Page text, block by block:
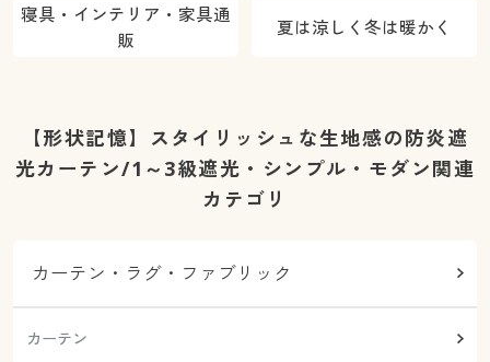
寝具・インテリア・家具通
販
夏は涼しく冬は暖かく
【形状記憶】スタイリッシュな生地感の防炎遮
光カーテン/1～3級遮光・シンプル・モダン関連
カテゴリ
カーテン・ラグ・ファブリック
カーテン